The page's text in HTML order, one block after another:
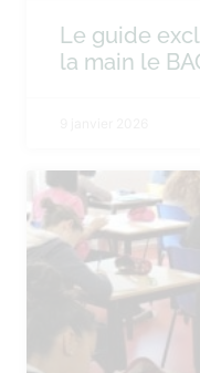
Le guide
la main le